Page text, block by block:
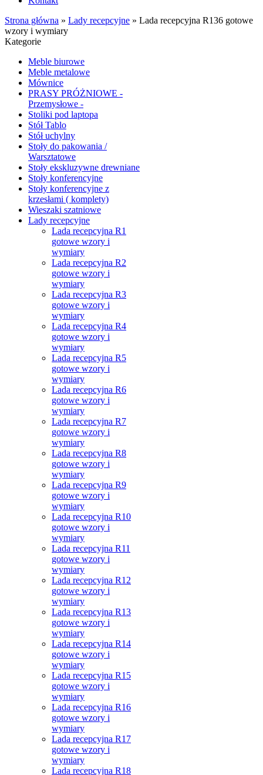
Strona główna » Lady recepcyjne » Lada recepcyjna R136 gotowe
wzory i wymiary
Kategorie
Meble biurowe
Meble metalowe
Mównice
PRASY PRÓŻNIOWE -
Przemysłowe -
Stoliki pod laptopa
Stół Tablo
Stół uchylny
Stoły do pakowania /
Warsztatowe
Stoły ekskluzywne drewniane
Stoły konferencyjne
Stoły konferencyjne z
krzesłami ( komplety)
Wieszaki szatniowe
Lady recepcyjne
Lada recepcyjna R1
gotowe wzory i
wymiary
Lada recepcyjna R2
gotowe wzory i
wymiary
Lada recepcyjna R3
gotowe wzory i
wymiary
Lada recepcyjna R4
gotowe wzory i
wymiary
Lada recepcyjna R5
gotowe wzory i
wymiary
Lada recepcyjna R6
gotowe wzory i
wymiary
Lada recepcyjna R7
gotowe wzory i
wymiary
Lada recepcyjna R8
gotowe wzory i
wymiary
Lada recepcyjna R9
gotowe wzory i
wymiary
Lada recepcyjna R10
gotowe wzory i
wymiary
Lada recepcyjna R11
gotowe wzory i
wymiary
Lada recepcyjna R12
gotowe wzory i
wymiary
Lada recepcyjna R13
gotowe wzory i
wymiary
Lada recepcyjna R14
gotowe wzory i
wymiary
Lada recepcyjna R15
gotowe wzory i
wymiary
Lada recepcyjna R16
gotowe wzory i
wymiary
Lada recepcyjna R17
gotowe wzory i
wymiary
Lada recepcyjna R18